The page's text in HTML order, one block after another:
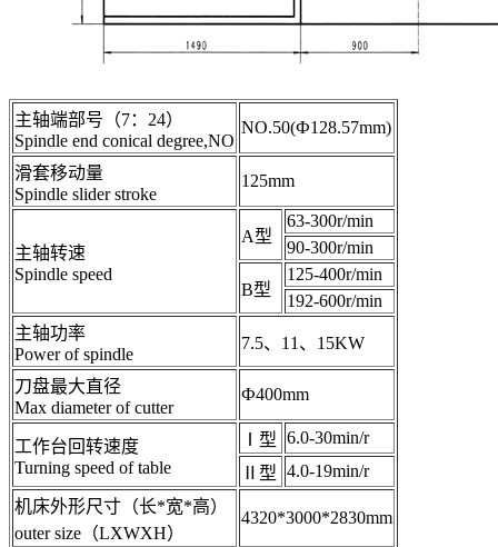
主轴端部号（7：24）
Spindle end conical degree,NO
NO.50(Ф128.57mm)
滑套移动量
Spindle slider stroke
125mm
主轴转速
Spindle speed
A型
63-300r/min
90-300r/min
B型
125-400r/min
192-600r/min
主轴功率
Power of spindle
7.5、11、15KW
刀盘最大直径
Max diameter of cutter
Ф400mm
工作台回转速度
Turning speed of table
Ⅰ型 6.0-30min/r
Ⅱ型 4.0-19min/r
机床外形尺寸（长*宽*高）
outer size（LXWXH）
4320*3000*2830mm